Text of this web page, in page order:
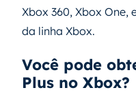
Xbox 360, Xbox One,
da linha Xbox.
Você pode
Plus no Xbox?